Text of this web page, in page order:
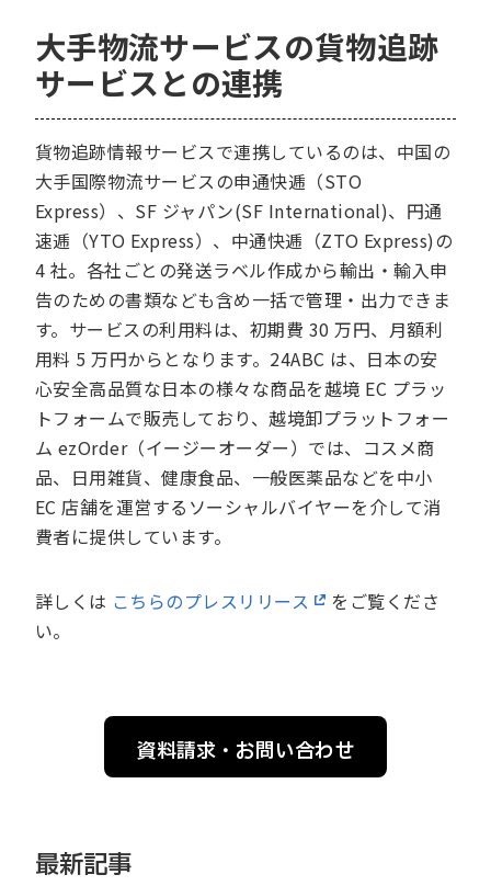
大手物流サービスの貨物追跡
サービスとの連携
貨物追跡情報サービスで連携しているのは、中国の
大手国際物流サービスの申通快逓（STO
Express）、SF ジャパン(SF International)、円通
速逓（YTO Express）、中通快逓（ZTO Express)の
4 社。各社ごとの発送ラベル作成から輸出・輸入申
告のための書類なども含め一括で管理・出力できま
す。サービスの利用料は、初期費 30 万円、月額利
用料 5 万円からとなります。24ABC は、日本の安
心安全高品質な日本の様々な商品を越境 EC プラッ
トフォームで販売しており、越境卸プラットフォー
ム ezOrder（イージーオーダー）では、コスメ商
品、日用雑貨、健康食品、一般医薬品などを中小
EC 店舗を運営するソーシャルバイヤーを介して消
費者に提供しています。
詳しくは こちらのプレスリリース
をご覧くださ
い。
資料請求・お問い合わせ
最新記事